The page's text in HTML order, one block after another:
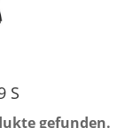
S
gefunden.